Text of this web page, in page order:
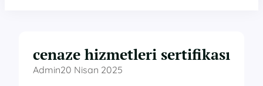
cenaze hizmetleri sertifikası
Admin20 Nisan 2025